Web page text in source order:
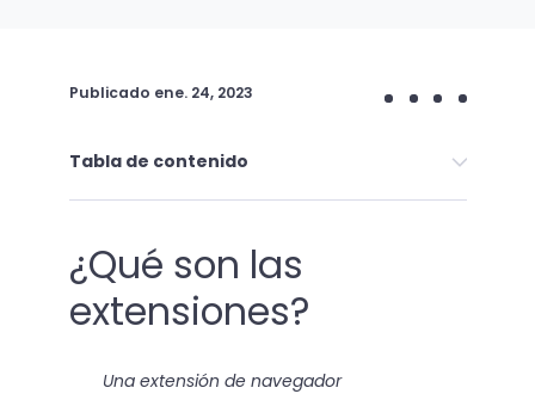
Publicado ene. 24, 2023
Tabla de contenido
¿Qué son las
extensiones?
Una extensión de navegador